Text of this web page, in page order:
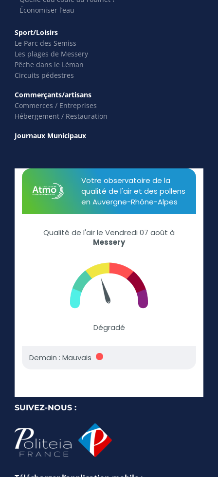
Économiser l’eau
Sport/Loisirs
Le Parc des Semiss
Les plages de Messery
Pêche dans le Léman
Circuits pédestres
Commerçants/artisans
Commerces / Entreprises
Hébergement / Restauration
Journaux Municipaux
SUIVEZ-NOUS :